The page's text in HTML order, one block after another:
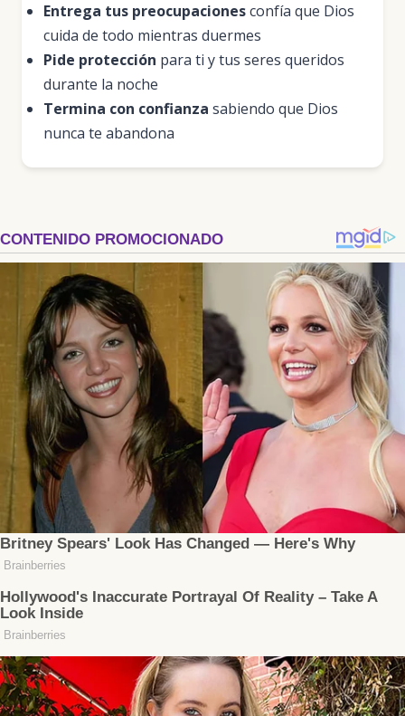
Entrega tus preocupacionesconfía que Dios
cuida de todo mientras duermes
Pide protección para ti y tus seres queridos
durante la noche
Termina con confianza sabiendo que Dios
nunca te abandona